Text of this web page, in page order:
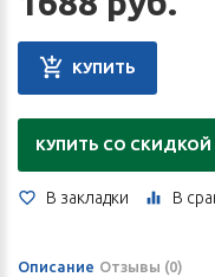
КУПИТЬ
КУПИТЬ СО СКИДКОЙ
В закладки В
Описание Отзывы (0)